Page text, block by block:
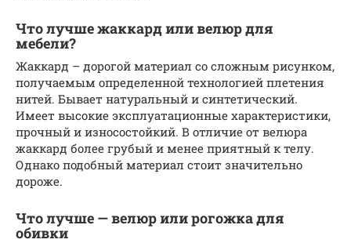
Что лучше жаккард или велюр для
мебели?
Жаккард – дорогой материал со сложным рисунком,
получаемым определенной технологией плетения
нитей. Бывает натуральный и синтетический.
Имеет высокие эксплуатационные характеристики,
прочный и износостойкий. В отличие от велюра
жаккард более грубый и менее приятный к телу.
Однако подобный материал стоит значительно
дороже.
Что лучше — велюр или рогожка для
обивки